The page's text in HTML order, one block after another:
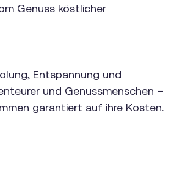
Genuss köstlicher
Entspannung und
und Genussmenschen –
garantiert auf ihre Kosten.